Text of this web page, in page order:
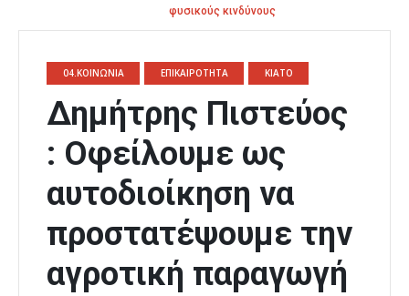
φυσικούς κινδύνους
04.ΚΟΙΝΩΝΙΑ ΕΠΙΚΑΙΡΟΤΗΤΑ ΚΙΑΤΟ
Δημήτρης Πιστεύος
: Οφείλουμε ως
αυτοδιοίκηση να
προστατέψουμε την
αγροτική παραγωγή